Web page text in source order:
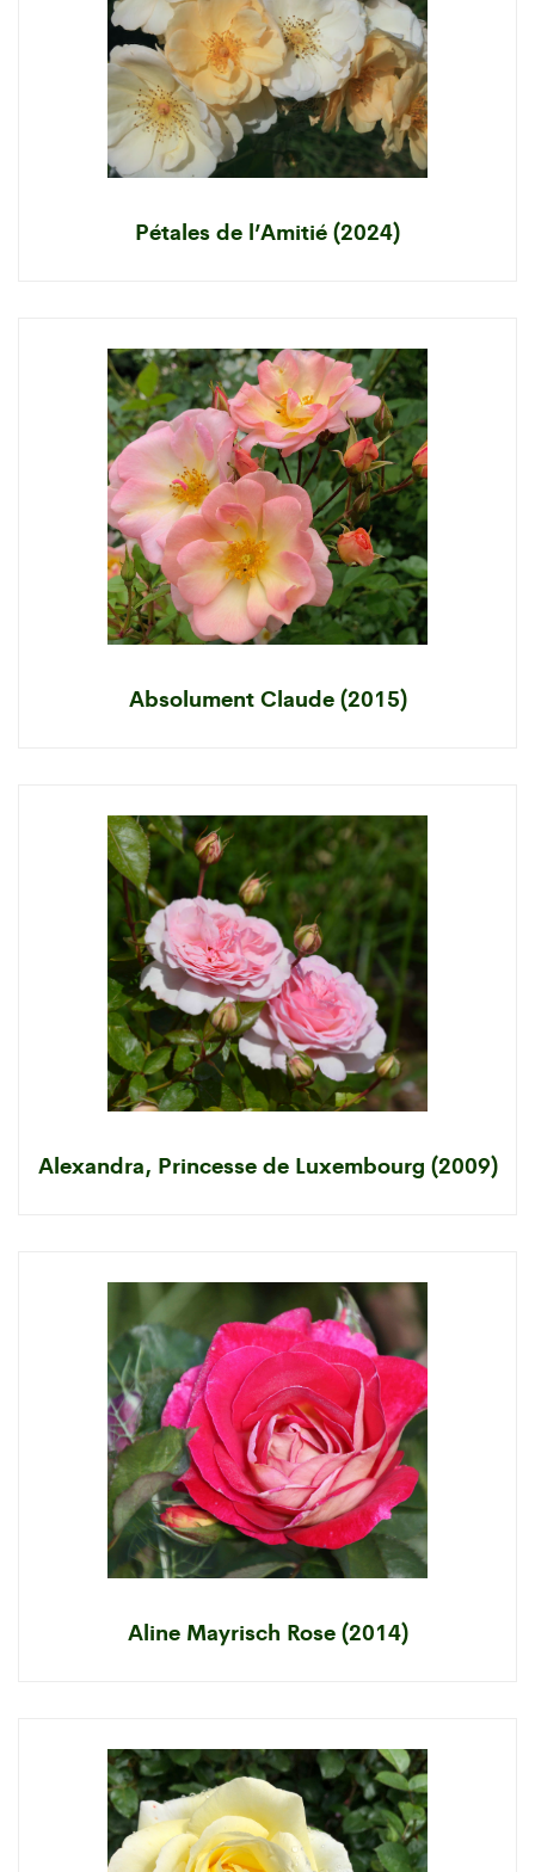
Pétales de l’Amitié (2024)
Absolument Claude (2015)
Alexandra, Princesse de Luxembourg (2009)
Aline Mayrisch Rose (2014)